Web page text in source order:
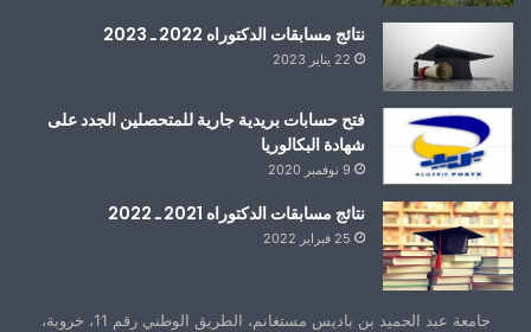
نتائج مسابقات الدكتوراه 2022 ـ 2023
22 يناير 2023
فتح حسابات بريدية جارية للمتحصلين الجدد على
شهادة البكالوريا
9 نوفمبر 2020
نتائج مسابقات الدكتوراه 2021 ـ 2022
25 فبراير 2022
جامعة عبد الحميد بن باديس مستغانم، الطريق الوطني رقم 11، خروبة،